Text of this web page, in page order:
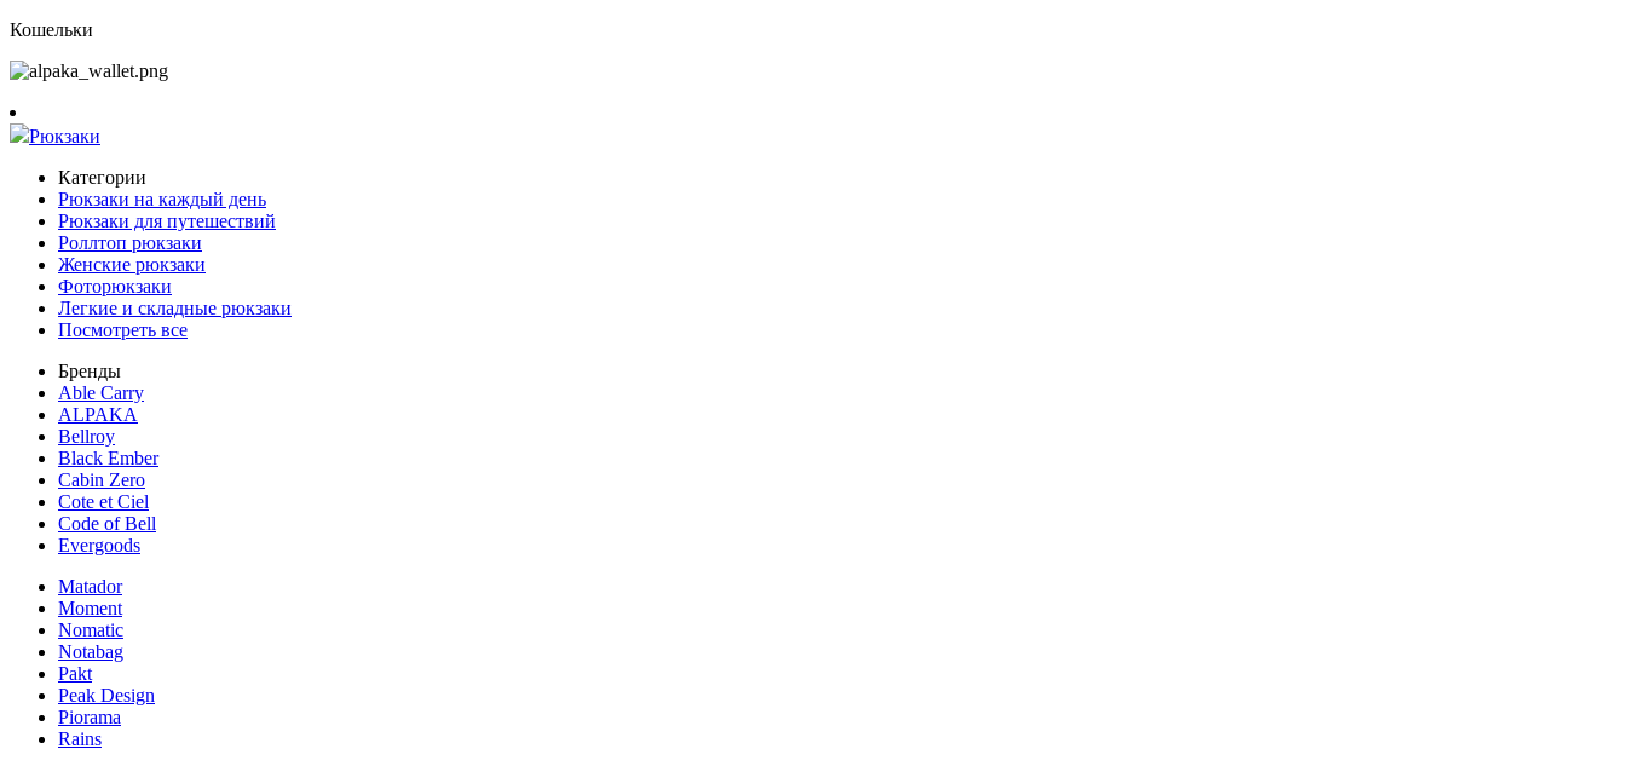
Кошельки
Рюкзаки
Категории
Рюкзаки на каждый день
Рюкзаки для путешествий
Роллтоп рюкзаки
Женские рюкзаки
Фоторюкзаки
Легкие и складные рюкзаки
Посмотреть все
Бренды
Able Carry
ALPAKA
Bellroy
Black Ember
Cabin Zero
Cote et Ciel
Code of Bell
Evergoods
Matador
Moment
Nomatic
Notabag
Pakt
Peak Design
Piorama
Rains